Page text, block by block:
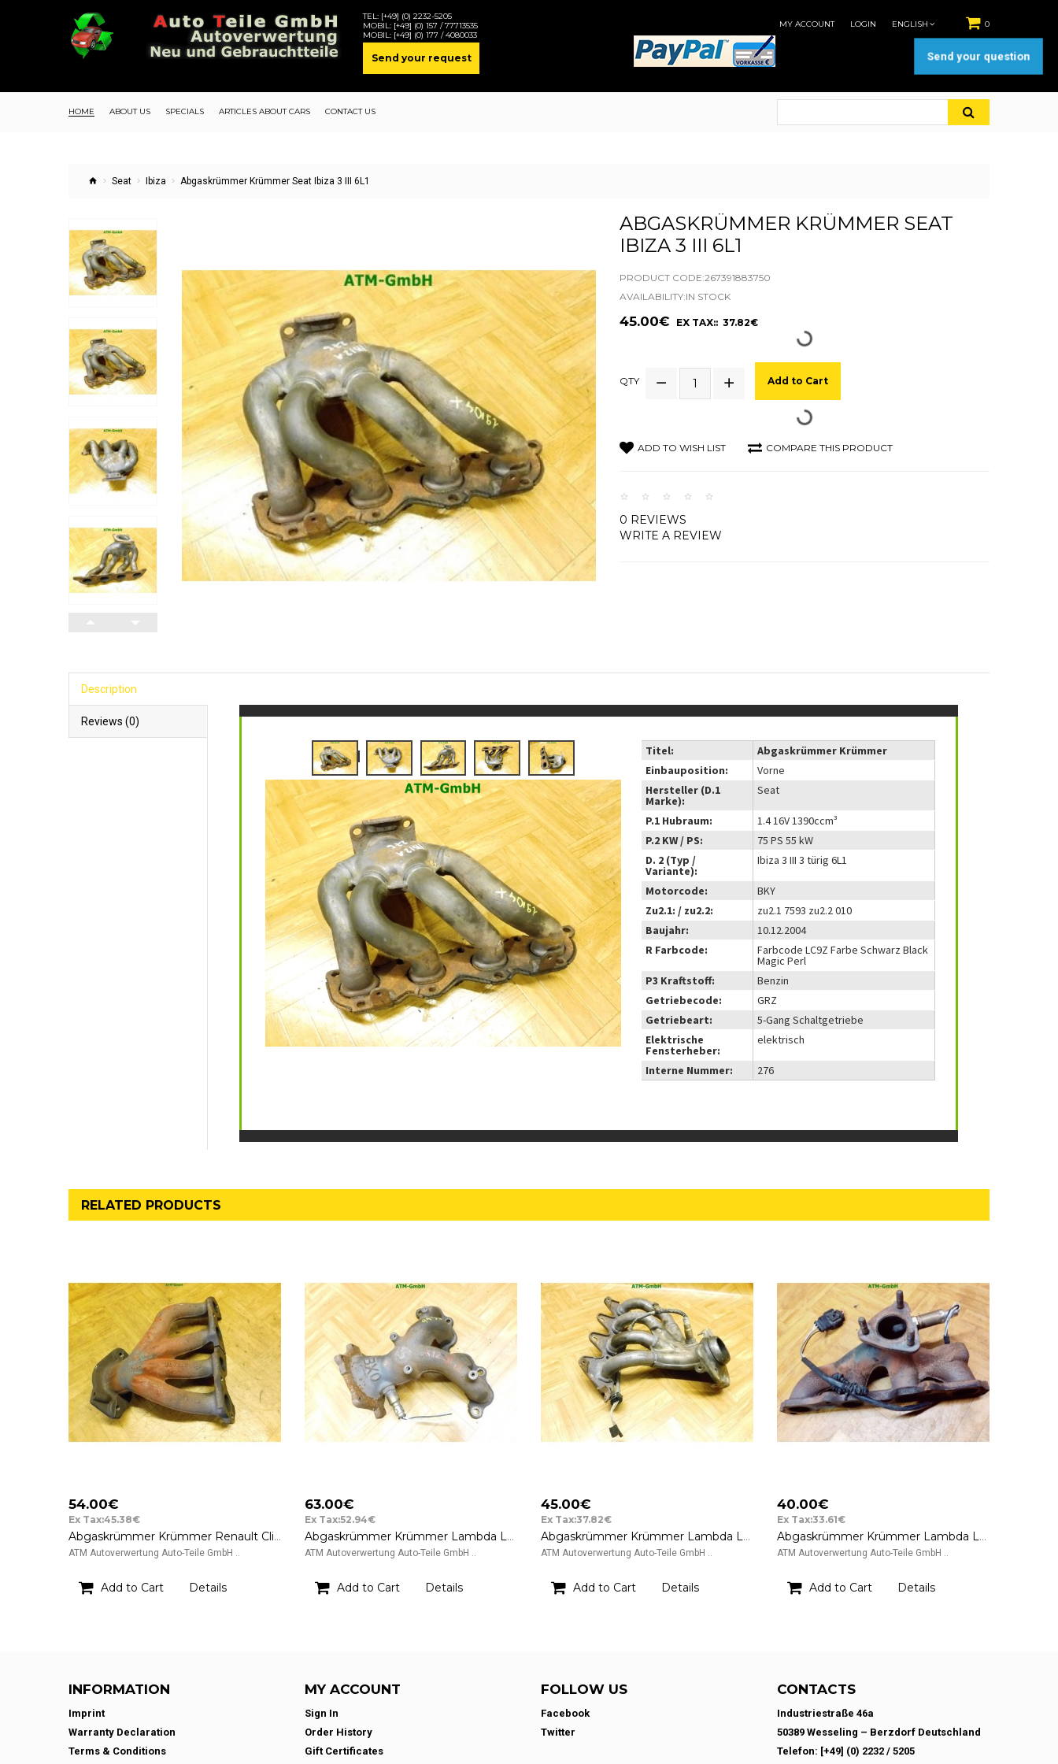
TEL: [+49] (0) 2232-5205
MOBIL: [+49] (0) 157 / 77713535
MOBIL: [+49] (0) 177 / 4080033
Send your request
0
MY ACCOUNT LOGIN ENGLISH
HOME ABOUT US SPECIALS ARTICLES ABOUT CARS CONTACT US
Seat Ibiza Abgaskrümmer Krümmer Seat Ibiza 3 III 6L1
ABGASKRÜMMER KRÜMMER SEAT
IBIZA 3 III 6L1
PRODUCT CODE:267391883750
AVAILABILITY:IN STOCK
45.00€ EX TAX:: 37.82€
QTY Add to Cart
ADD TO WISH LIST COMPARE THIS PRODUCT
0 REVIEWS
WRITE A REVIEW
Description
Reviews (0)
Titel:
Abgaskrümmer Krümmer
Einbauposition:
Vorne
Hersteller (D.1
Marke):
Seat
P.1 Hubraum:
1.4 16V 1390ccm³
P.2 KW / PS:
75 PS 55 kW
D. 2 (Typ /
Variante):
Ibiza 3 III 3 türig 6L1
Motorcode:
BKY
Zu2.1: / zu2.2:
zu2.1 7593 zu2.2 010
Baujahr:
10.12.2004
R Farbcode:
Farbcode LC9Z Farbe Schwarz Black
Magic Perl
P3 Kraftstoff:
Benzin
Getriebecode:
GRZ
Getriebeart:
5-Gang Schaltgetriebe
Elektrische
Fensterheber:
elektrisch
Interne Nummer: 276
RELATED PRODUCTS
54.00€
Ex Tax:45.38€
Abgaskrümmer Krümmer Renault Clio 3 III
ATM Autoverwertung Auto-Teile GmbH ..
Add to Cart Details
63.00€
Ex Tax:52.94€
Abgaskrümmer Krümmer Lambda Lambdasonde Nissan Micra 3 III K12 BXO
ATM Autoverwertung Auto-Teile GmbH ..
Add to Cart Details
45.00€
Ex Tax:37.82€
Abgaskrümmer Krümmer Lambda Lambdasonde Renault Clio 3 III
ATM Autoverwertung Auto-Teile GmbH ..
Add to Cart Details
40.00€
Ex Tax:33.61€
Abgaskrümmer Krümmer Lambda Lambdasonde VW Polo 3 III 6N1 030253036H
ATM Autoverwertung Auto-Teile GmbH ..
Add to Cart Details
INFORMATION
Imprint
Warranty Declaration
Terms & Conditions
MY ACCOUNT
Sign In
Order History
Gift Certificates
FOLLOW US
Facebook
Twitter
CONTACTS
Industriestraße 46a
50389 Wesseling – Berzdorf Deutschland
Telefon: [+49] (0) 2232 / 5205
Send your question